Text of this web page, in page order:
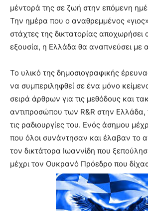
μέντορά της σε ζωή στην επόμενη
Την ημέρα που ο αναθρεμμένος
στάχτες της δικτατορίας αποχωρήσει
εξουσία, η Ελλάδα θα αναπνεύσει με
Το υλικό της δημοσιογραφικής
να συμπεριληφθεί σε ένα μόνο
σειρά άρθρων για τις μεθόδους και
αντιπροσώπου των R&R στην Ελλάδα,
τις ραδιουργίες του. Ενός άσημου
που όλοι συνάντησαν και έλαβαν το
τον δικτάτορα Ιωαννίδη που
μέχρι τον Ουκρανό Πρόεδρο που